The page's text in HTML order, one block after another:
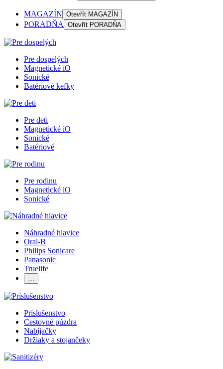
MAGAZÍN Otevřít MAGAZÍN
PORADŇA Otevřít PORADŇA
Pre dospelých
Magnetické iO
Sonické
Batériové kefky
Pre deti
Magnetické iO
Sonické
Batériové
Pre rodinu
Magnetické iO
Sonické
Náhradné hlavice
Oral-B
Philips Sonicare
Panasonic
Truelife
…
Príslušenstvo
Cestovné púzdra
Nabíjačky
Držiaky a stojančeky